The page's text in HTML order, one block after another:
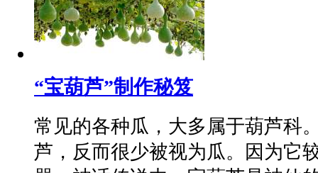
“宝葫芦”制作秘笈
常见的各种瓜，大多属于葫芦
芦，反而很少被视为瓜。因为它